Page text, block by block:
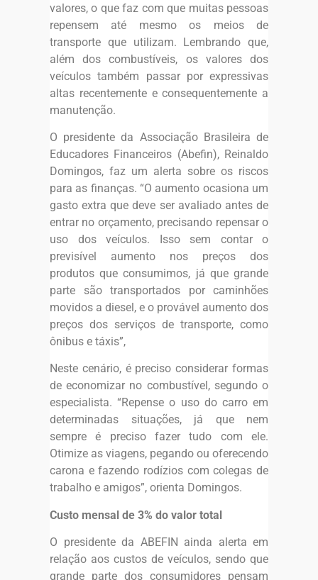
valores, o que faz com que muitas pessoas
repensem até mesmo os meios de
transporte que utilizam. Lembrando que,
além dos combustíveis, os valores dos
veículos também passar por expressivas
altas recentemente e consequentemente a
manutenção.
O presidente da Associação Brasileira de
Educadores Financeiros (Abefin), Reinaldo
Domingos, faz um alerta sobre os riscos
para as finanças. “O aumento ocasiona um
gasto extra que deve ser avaliado antes de
entrar no orçamento, precisando repensar o
uso dos veículos. Isso sem contar o
previsível aumento nos preços dos
produtos que consumimos, já que grande
parte são transportados por caminhões
movidos a diesel, e o provável aumento dos
preços dos serviços de transporte, como
ônibus e táxis”,
Neste cenário, é preciso considerar formas
de economizar no combustível, segundo o
especialista. “Repense o uso do carro em
determinadas situações, já que nem
sempre é preciso fazer tudo com ele.
Otimize as viagens, pegando ou oferecendo
carona e fazendo rodízios com colegas de
trabalho e amigos”, orienta Domingos.
Custo mensal de 3% do valor total
O presidente da ABEFIN ainda alerta em
relação aos custos de veículos, sendo que
grande parte dos consumidores pensam